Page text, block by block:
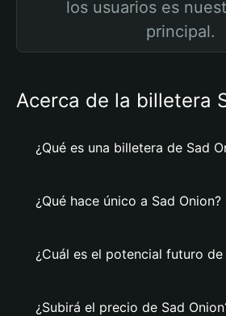
los usuarios es
principal.
Acerca de la billetera
¿Qué es una billetera de Sad
¿Qué hace único a Sad Onion?
¿Cuál es el potencial futuro de
¿Subirá el precio de Sad